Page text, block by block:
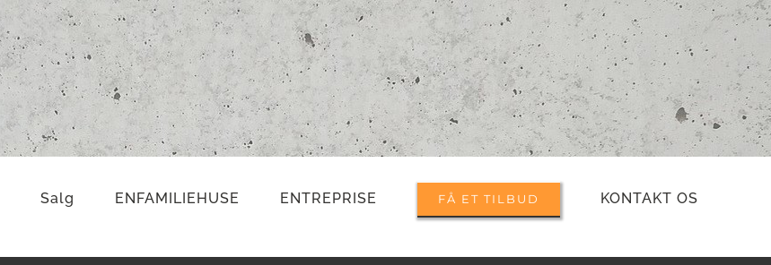
Salg ENFAMILIEHUSE ENTREPRISE FÅ ET TILBUD KONTAKT OS